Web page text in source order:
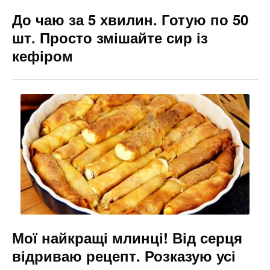
До чаю за 5 хвилин. Готую по 50
шт. Просто змішайте сир із
кефіром
Мої найкращі млинці! Від серця
відриваю рецепт. Розказую усі